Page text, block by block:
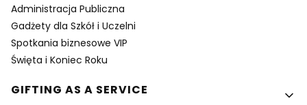
Administracja Publiczna
Gadżety dla Szkół i Uczelni
Spotkania biznesowe VIP
Święta i Koniec Roku
GIFTING AS A SERVICE